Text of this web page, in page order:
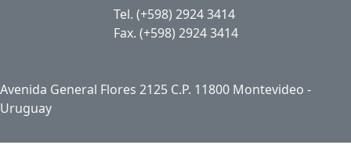
Tel. (+598) 2924 3414
Fax. (+598) 2924 3414
Avenida General Flores 2125 C.P. 11800 Montevideo -
Uruguay